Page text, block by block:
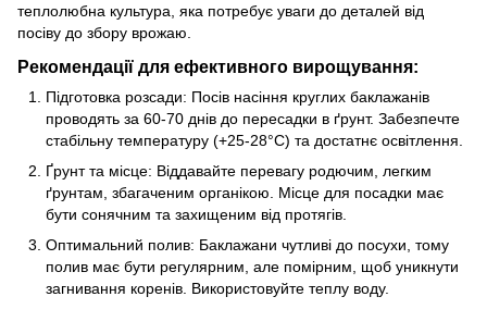
теплолюбна культура, яка потребує уваги до деталей від
посіву до збору врожаю.
Рекомендації для ефективного вирощування:
Підготовка розсади: Посів насіння круглих баклажанів
проводять за 60-70 днів до пересадки в ґрунт. Забезпечте
стабільну температуру (+25-28°C) та достатнє освітлення.
Ґрунт та місце: Віддавайте перевагу родючим, легким
ґрунтам, збагаченим органікою. Місце для посадки має
бути сонячним та захищеним від протягів.
Оптимальний полив: Баклажани чутливі до посухи, тому
полив має бути регулярним, але помірним, щоб уникнути
загнивання коренів. Використовуйте теплу воду.